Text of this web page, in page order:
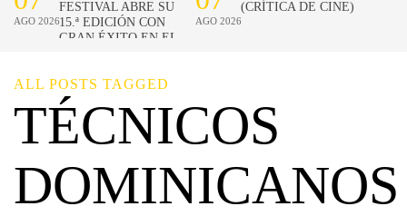
ALL POSTS TAGGED
TÉCNICOS
DOMINICANOS